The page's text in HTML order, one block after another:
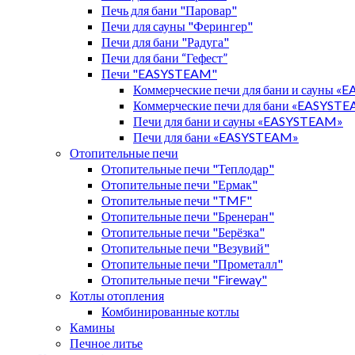
Печь для бани "Паровар"
Печи для сауны "Ферингер"
Печи для бани "Радуга"
Печи для бани “Гефест”
Печи "EASYSTEAM"
Коммерческие печи для бани и сауны
Коммерческие печи для бани
Печи для бани и сауны «EASYSTEAM»
Печи для бани «EASYSTEAM»
Отопительные печи
Отопительные печи "Теплодар"
Отопительные печи "Ермак"
Отопительные печи "TMF"
Отопительные печи "Бренеран"
Отопительные печи "Берёзка"
Отопительные печи "Везувий"
Отопительные печи "Прометалл"
Отопительные печи "Fireway"
Котлы отопления
Комбинированные котлы
Камины
Печное литье